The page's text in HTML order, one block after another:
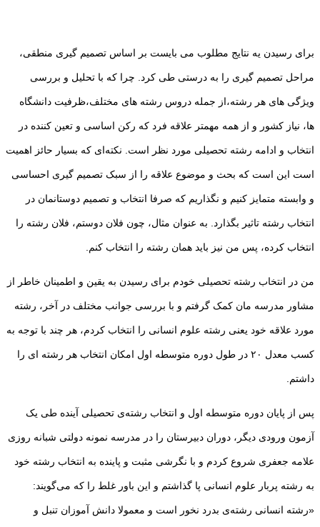
برای رسیدن یه نتایج مطلوب می بایست بر اساس تصمیم گیری منطقی،
مراحل تصمیم گیری را به درستی طی کرد. چرا که با تحلیل و بررسی
ویژگی های هر رشته،از جمله دروس رشته های مختلف،ظرفیت دانشگاه
ها، نیاز کشور و از همه مهمتر علاقه فرد که رکن اساسی و تعین کننده در
انتخاب و ادامه رشته تحصیلی مورد نظر است. نکته‌ای که بسیار حائز اهمیت
است این است که بحث و موضوع علاقه را از سبک تصمیم گیری احساسی
و وابسته متمایز کنیم و نگذاریم که صرفا انتخاب و تصمیم دوستانمان در
انتخاب رشته تاثیر بگذارد. به عنوان مثال، چون فلان دوستم، فلان رشته را
انتخاب کرده، پس من نیز باید همان رشته را انتخاب کنم.
من در انتخاب رشته تحصیلی خودم برای رسیدن به یقین و اطمینان خاطر از
مشاور مدرسه مان کمک گرفتم و با بررسی جوانب مختلف در آخر، رشته
مورد علاقه خود یعنی رشته علوم انسانی را انتخاب کردم، هر چند با توجه به
کسب معدل ۲۰ در طول دوره متوسطه اول امکان انتخاب هر رشته ای را
داشتم.
پس از پایان دوره متوسطه اول و انتخاب رشته‌ی تحصیلی آینده طی یک
آزمون ورودی دیگر، دوران دبیرستان را در مدرسه نمونه دولتی شبانه روزی
علامه جعفری شروع کردم و با نگرشی مثبت و پاینده به انتخاب رشته خود
به رشته پربار علوم انسانی پا گذاشتم و این باور غلط را که می‌گویند:
«رشته انسانی رشته‌ی بدرد نخور است و معمولا دانش آموزان تنبل و